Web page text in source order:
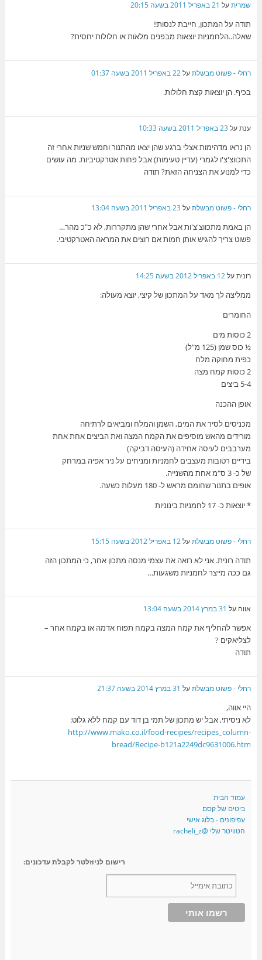
שמריתעל 21 באפריל 2011 בשעה 20:15
תודה על המתכון, חייבת לנסות!!
שאלה..הלחמניות יוצאות מבפנים מלאות או חלולות יחסית?
רחלי - פשוט מבשלתעל22 באפריל 2011 בשעה 01:37
בכיף. הן יוצאות קצת חלולות.
ענתעל 23 באפריל 2011 בשעה 10:33
הן נראו מדהימות אצלי ברגע שהן יצאו מהתנור וחמש שניות אחרי זה
התכווצ'צ'ו לגמרי (עדיין טעימות) אבל פחות אטרקטיביות. מה עושים
כדי למנוע את הצניחה הזאת? תודה
רחלי - פשוט מבשלתעל 23 באפריל 2011 בשעה 13:04
הן באמת מתכווצ'צ'ות אבל אחרי שהן מתקררות, לא כ"כ מהר…
פשוט צריך להגיש אותן חמות אם רוצים את המראה האטרקטיבי.
רוניתעל12 באפריל 2012 בשעה 14:25
ממליצה לך מאד על המתכון של קיצי, יוצא מעולה:
החומרים
2 כוסות מים
½ כוס שמן (125 מ"ל)
כפית מחוקה מלח
2 כוסות קמח מצה
5-4 ביצים
אופן ההכנה
מכניסים לסיר את המים, השמן והמלח ומביאים לרתיחה
מורידים מהאש מוסיפים את הקמח המצה ואת הביצים אחת אחת
מערבבים לעיסה אחידה (העיסה דביקה)
בידיים רטובות מעצבים לחמניות ומניחים על ניר אפיה במרחק
של כ- 3 ס"מ אחת מהשנייה.
אופים בתנור שחומם מראש ל- 180 מעלות כשעה.
* יוצאות כ- 17 לחמניות בינוניות
רחלי - פשוט מבשלתעל12 באפריל 2012 בשעה 15:15
תודה רונית. אני לא רואה את עצמי מנסה מתכון אחר, כי המתכון הזה
גם ככה מייצר לחמניות משגעות…
אווה על 31 במרץ 2014 בשעה 13:04
אפשר להחליף את קמח המצה בקמח תפוח אדמה או בקמח אחר –
לצליאקים ?
תודה
רחלי - פשוט מבשלתעל 31 במרץ 2014 בשעה 21:37
היי אווה,
לא ניסיתי, אבל יש מתכון של תמי בן דוד עם קמח ללא גלוט:
http://www.mako.co.il/food-recipes/recipes_column-
bread/Recipe-b121a2249dc9631006.htm
עמוד הבית
ביטים של קסם
עפיפונים - בלוג אישי
הטוויטר שלי @racheli_z
רישום לניוזלטר לקבלת עדכונים: